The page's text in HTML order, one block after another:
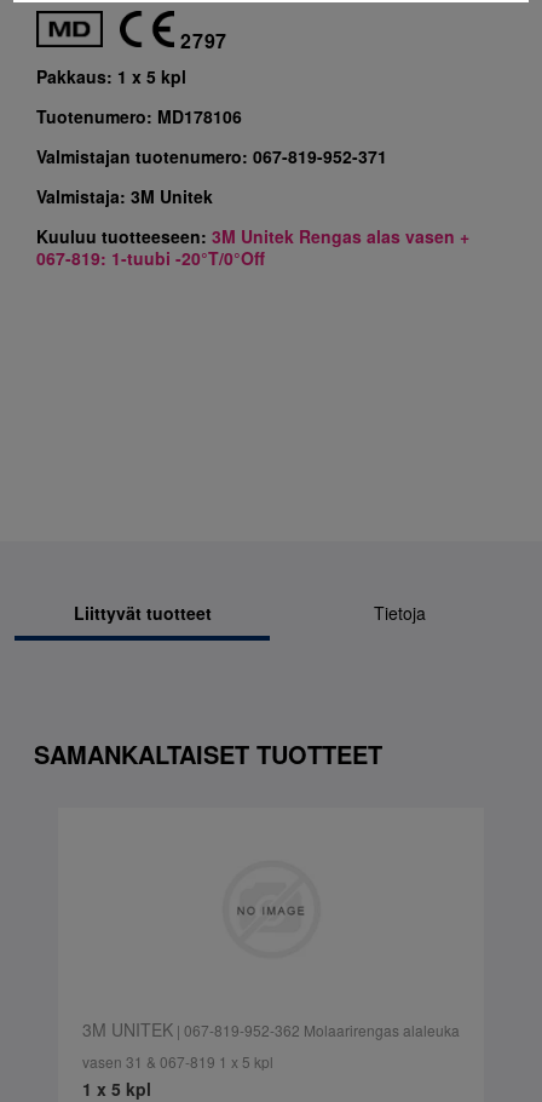
2797
Pakkaus: 1 x 5 kpl
Tuotenumero: MD178106
Valmistajan tuotenumero: 067-819-952-371
Valmistaja: 3M Unitek
Kuuluu tuotteeseen: 3M Unitek Rengas alas vasen +
067-819: 1-tuubi -20°T/0°Off
Liittyvät tuotteet Tietoja
SAMANKALTAISET TUOTTEET
3M UNITEK| 067-819-952-362 Molaarirengas alaleuka
vasen 31 & 067-819 1 x 5 kpl
1 x 5 kpl